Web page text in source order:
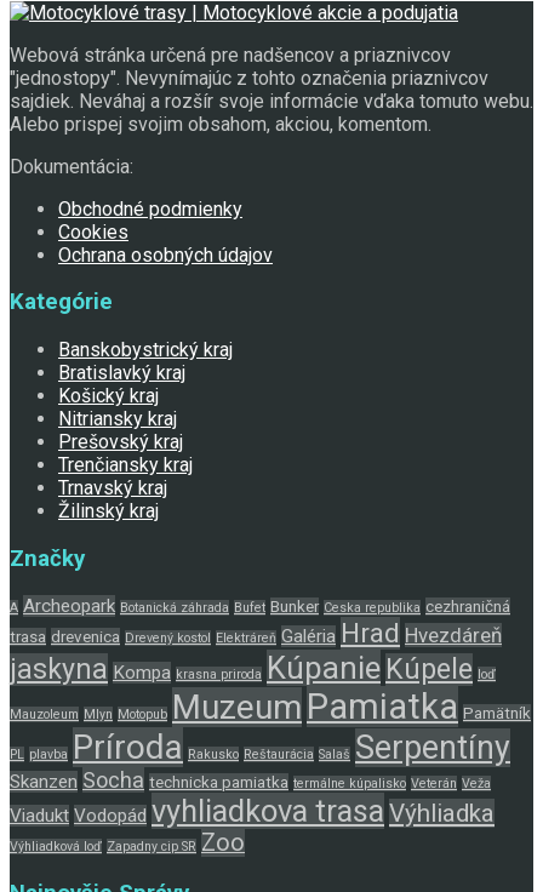
Webová stránka určená pre nadšencov a priaznivcov
"jednostopy". Nevynímajúc z tohto označenia priaznivcov
sajdiek. Neváhaj a rozšír svoje informácie vďaka tomuto webu.
Alebo prispej svojim obsahom, akciou, komentom.
Dokumentácia:
Obchodné podmienky
Cookies
Ochrana osobných údajov
Kategórie
Banskobystrický kraj
Bratislavký kraj
Košický kraj
Nitriansky kraj
Prešovský kraj
Trenčiansky kraj
Trnavský kraj
Žilinský kraj
Značky
A Archeopark Botanická záhrada Bufet Bunker Ceska republika cezhraničná
trasa drevenica Drevený kostol Elektráreň Galéria Hrad Hvezdáreň
jaskyna Kompa krasna priroda Kúpanie Kúpele loď
Mauzoleum Mlyn Motopub Muzeum Pamiatka Pamätník
PL plavba Príroda Rakusko Reštaurácia Salaš Serpentíny
Skanzen Socha technicka pamiatka termálne kúpalisko Veterán Veža
Viadukt Vodopád vyhliadkova trasa Výhliadka
Výhliadková loď Zapadny cip SR Zoo